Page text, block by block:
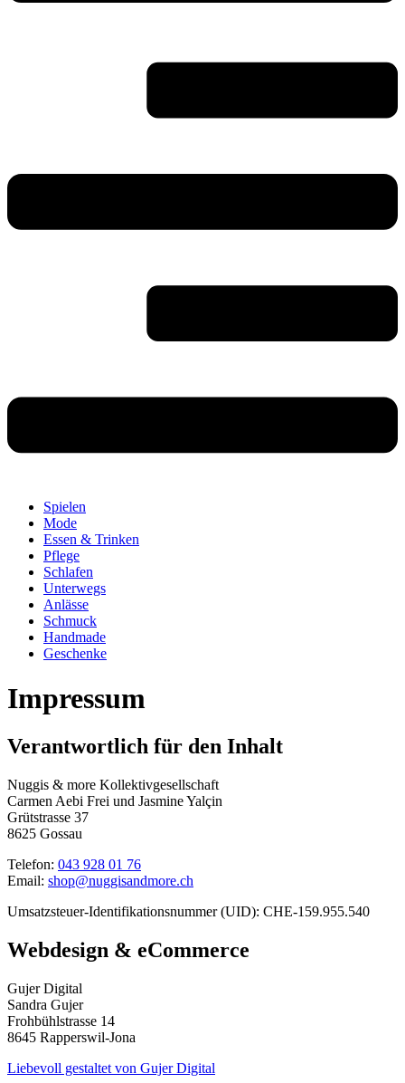
Spielen
Mode
Essen & Trinken
Pflege
Schlafen
Unterwegs
Anlässe
Schmuck
Handmade
Geschenke
Impressum
Verantwortlich für den Inhalt
Nuggis & more Kollektivgesellschaft
Carmen Aebi Frei und Jasmine Yalçin
Grütstrasse 37
8625 Gossau
Telefon: 043 928 01 76
Email: shop@nuggisandmore.ch
Umsatzsteuer-Identifikationsnummer (UID): CHE-159.955.540
Webdesign & eCommerce
Gujer Digital
Sandra Gujer
Frohbühlstrasse 14
8645 Rapperswil-Jona
Liebevoll gestaltet von Gujer Digital